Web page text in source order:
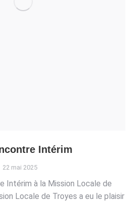
Intérim
22 mai 2025
Intérim à la Mission Locale de
Locale de Troyes a eu le plaisir